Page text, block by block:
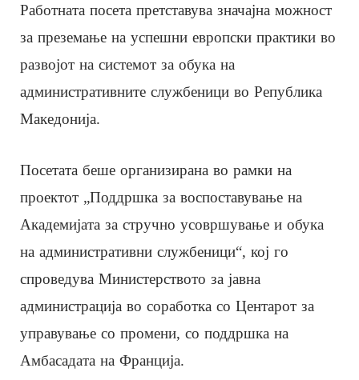
Работната посета претставува значајна можност
за преземање на успешни европски практики во
развојот на системот за обука на
административните службеници во Република
Македонија.
Посетата беше организирана во рамки на
проектот „Поддршка за воспоставување на
Академијата за стручно усовршување и обука
на административни службеници“, кој го
спроведува Министерството за јавна
администрација во соработка со Центарот за
управување со промени, со поддршка на
Амбасадата на Франција.